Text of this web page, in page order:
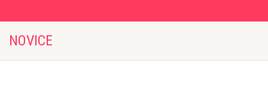
NOVICE